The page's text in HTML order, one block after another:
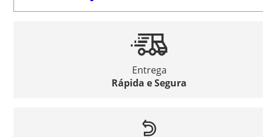
Entrega
Rápida e Segura